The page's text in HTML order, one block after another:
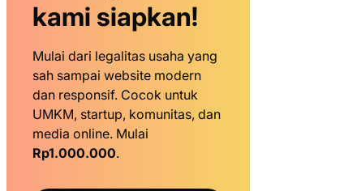
kami siapkan!
Mulai dari legalitas usaha yang
sah sampai website modern
dan responsif. Cocok untuk
UMKM, startup, komunitas, dan
media online. Mulai
Rp1.000.000.